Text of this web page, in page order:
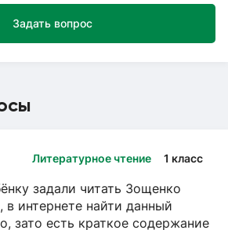
Задать вопрос
Литературное чтение 1 класс
задали читать Зощенко
интернете найти данный
зато есть краткое содержание